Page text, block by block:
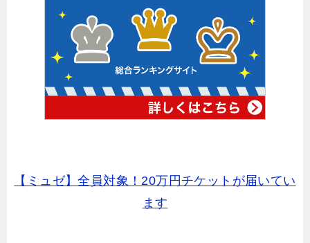
【ミュゼ】全員対象！20万円チケットが届いてい
ます